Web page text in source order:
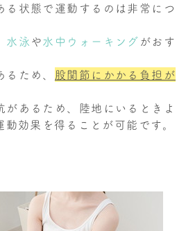
る状態で運動するのは非常につ
水泳や水中ウォーキングがおす
ため、 股関節にかかる負担が
があるため、陸地にいるときよ
効果を得ることが可能です。